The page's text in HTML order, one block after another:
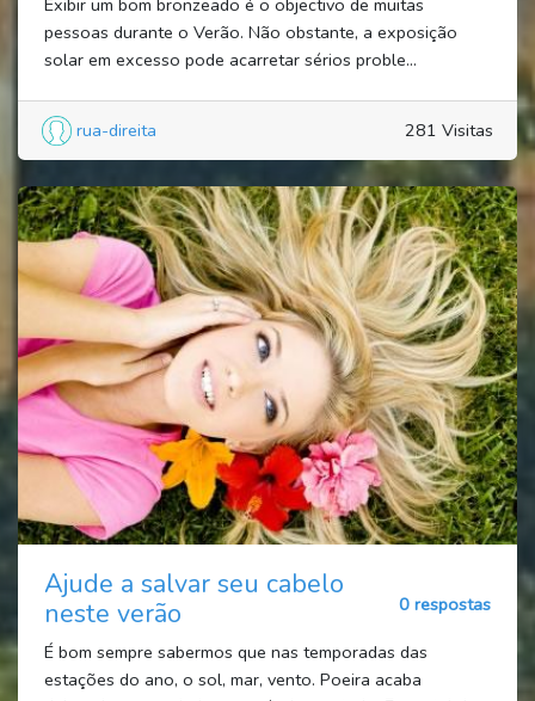
Exibir um bom bronzeado é o objectivo de muitas
pessoas durante o Verão. Não obstante, a exposição
solar em excesso pode acarretar sérios proble...
rua-direita 281 Visitas
Ajude a salvar seu cabelo
neste verão
0 respostas
É bom sempre sabermos que nas temporadas das
estações do ano, o sol, mar, vento. Poeira acaba